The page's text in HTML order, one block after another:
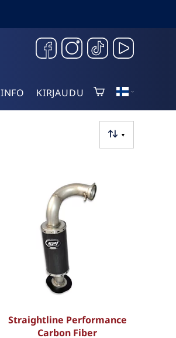
INFO KIRJAUDU
▼
Straightline Performance
Carbon Fiber